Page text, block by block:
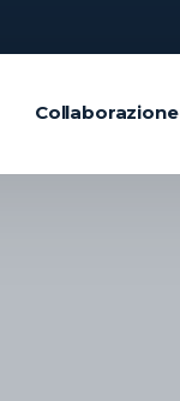
Collaborazione